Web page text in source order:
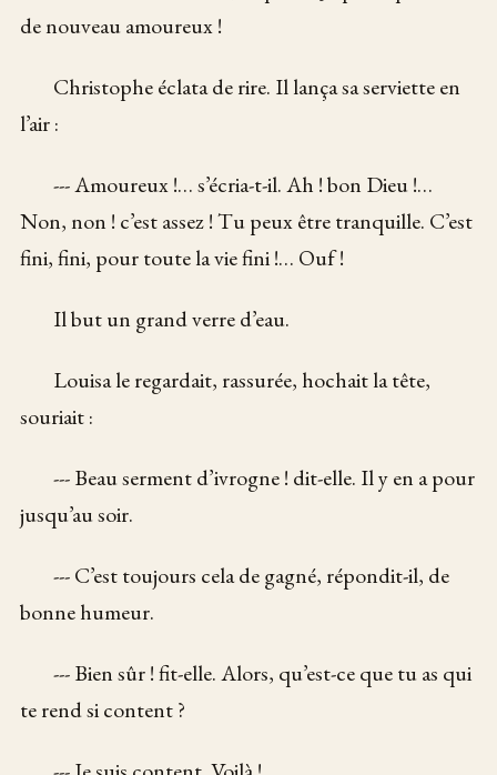
de nouveau amoureux !
Christophe éclata de rire. Il lança sa serviette en
l’air :
--- Amoureux !… s’écria-t-il. Ah ! bon Dieu !…
Non, non ! c’est assez ! Tu peux être tranquille. C’est
fini, fini, pour toute la vie fini !… Ouf !
Il but un grand verre d’eau.
Louisa le regardait, rassurée, hochait la tête,
souriait :
--- Beau serment d’ivrogne ! dit-elle. Il y en a pour
jusqu’au soir.
--- C’est toujours cela de gagné, répondit-il, de
bonne humeur.
--- Bien sûr ! fit-elle. Alors, qu’est-ce que tu as qui
te rend si content ?